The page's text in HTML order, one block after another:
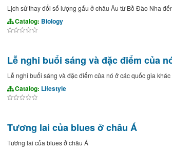
Lịch sử thay đổi số lượng gấu ở châu Âu từ Bồ Đào Nha
Catalog: Biology
Lễ nghi buổi sáng và đặc điểm của
Lễ nghi buổi sáng và đặc điểm của nó ở các quốc gia khác
Catalog: Lifestyle
Tương lai của blues ở châu Á
Tương lai của blues ở châu Á